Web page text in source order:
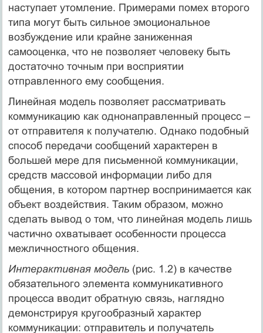
наступает утомление. Примерами помех второго
типа могут быть сильное эмоциональное
возбуждение или крайне заниженная
самооценка, что не позволяет человеку быть
достаточно точным при восприятии
отправленного ему сообщения.
Линейная модель позволяет рассматривать
коммуникацию как однонаправленный процесс –
от отправителя к получателю. Однако подобный
способ передачи сообщений характерен в
большей мере для письменной коммуникации,
средств массовой информации либо для
общения, в котором партнер воспринимается как
объект воздействия. Таким образом, можно
сделать вывод о том, что линейная модель лишь
частично охватывает особенности процесса
межличностного общения.
Интерактивная модель (рис. 1.2) в качестве
обязательного элемента коммуникативного
процесса вводит обратную связь, наглядно
демонстрируя кругообразный характер
коммуникации: отправитель и получатель